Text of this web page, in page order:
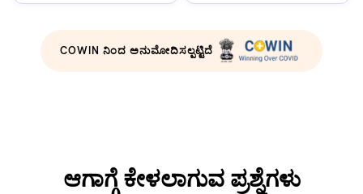
COWIN ನಿಂದ ಅನುಮೋದಿಸಲ್ಪಟ್ಟಿದೆ
ಆಗಾಗ್ಗೆ ಕೇಳಲಾಗುವ ಪ್ರಶ್ನೆಗಳು